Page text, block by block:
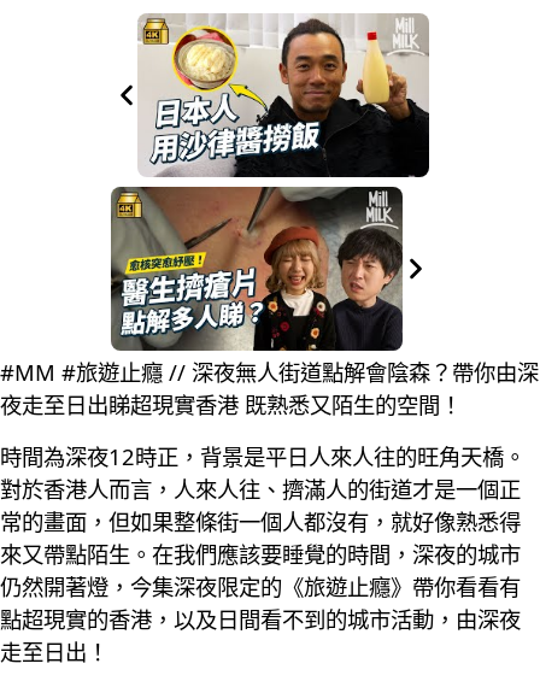
#MM #旅遊止癮 // 深夜無人街道點解會陰森？帶你由深
夜走至日出睇超現實香港 既熟悉又陌生的空間！
時間為深夜12時正，背景是平日人來人往的旺角天橋。
對於香港人而言，人來人往、擠滿人的街道才是一個正
常的畫面，但如果整條街一個人都沒有，就好像熟悉得
來又帶點陌生。在我們應該要睡覺的時間，深夜的城市
仍然開著燈，今集深夜限定的《旅遊止癮》帶你看看有
點超現實的香港，以及日間看不到的城市活動，由深夜
走至日出！